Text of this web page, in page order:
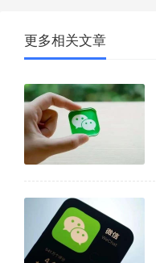
更多相关文章